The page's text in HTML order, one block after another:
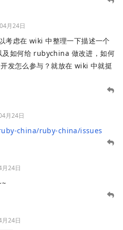
月24日
考虑在 wiki 中整理一下描述一个
如何给 rubychina 做改进，如何
发怎么参与？就放在 wiki 中就挺
月24日
china/ruby-china/issues
24日
24日